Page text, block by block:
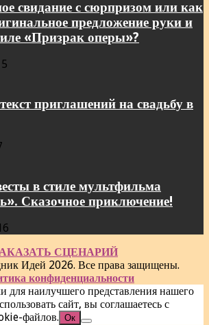
свидание с сюрпризом или как
предложение руки и
«Призрак оперы»?
приглашений на свадьбу в
в стиле мультфильма
Сказочное приключение!
СЦЕНАРИЙ
Идей 2026. Все права защищены.
конфиденциальности
для наилучшего представления нашего
сайт, вы соглашаетесь с
файлов. Ок